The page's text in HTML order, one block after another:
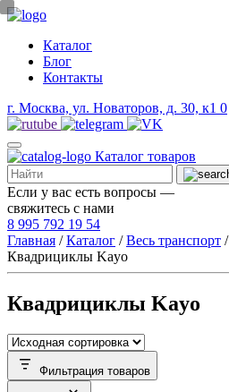
Каталог
Блог
Контакты
г. Москва, ул. Новаторов, д. 30, к1 0
Каталог товаров
Если у вас есть вопросы —
свяжитесь с нами
8 995 792 19 54
Главная / Каталог / Весь транспорт /
Квадрициклы Kayo
Квадрициклы Kayo
Фильтрация товаров